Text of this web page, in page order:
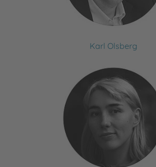
Karl Olsberg